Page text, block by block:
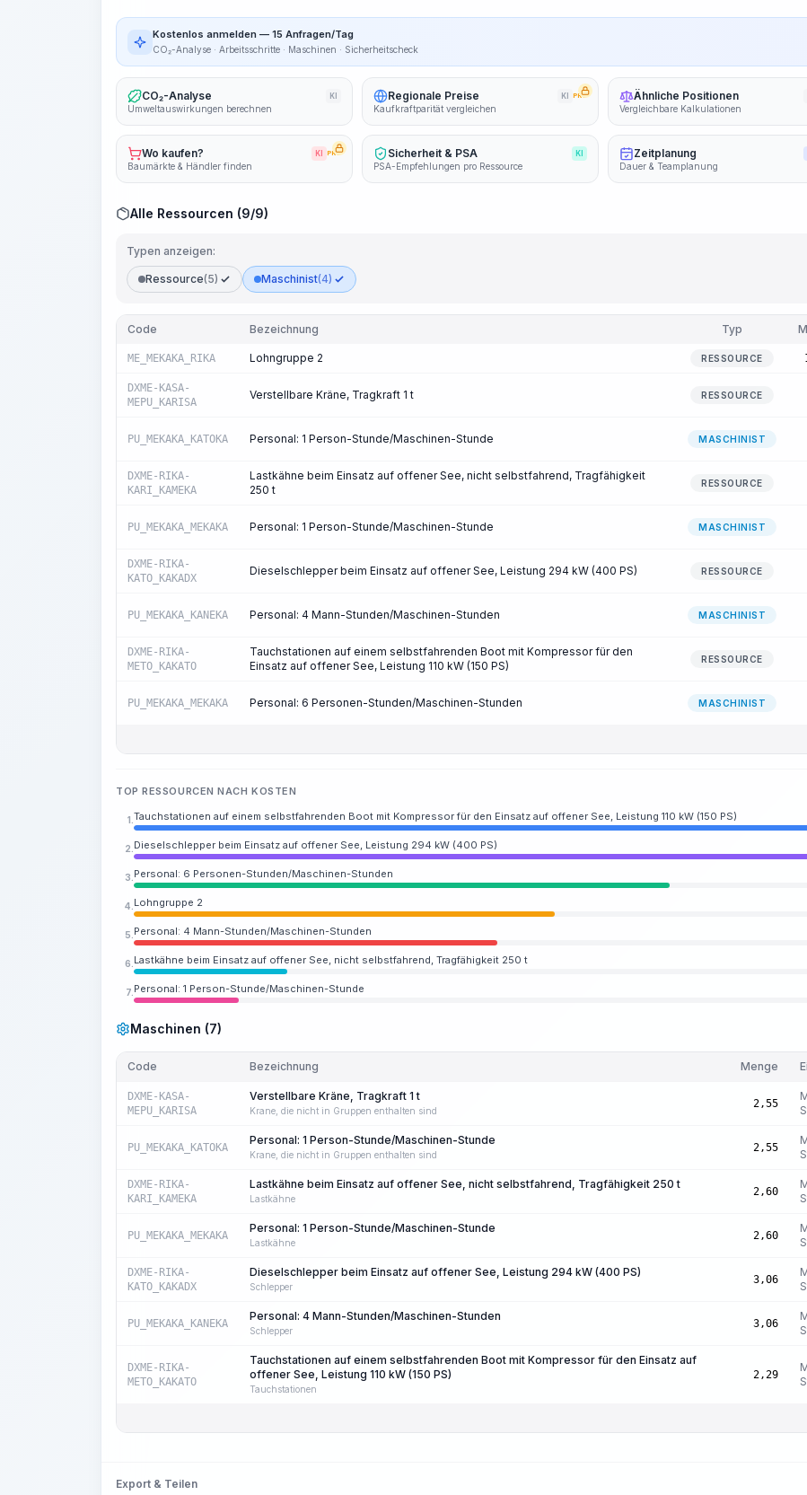
Kostenlos anmelden — 15 Anfragen/Tag
CO₂-Analyse · Arbeitsschritte · Maschinen · Sicherheitscheck
CO₂-Analyse KI
Umweltauswirkungen berechnen
Regionale Preise KI PRO
Kaufkraftparität vergleichen
Ähnliche Positionen
Vergleichbare Kalkulationen
Wo kaufen? KI PRO
Baumärkte & Händler finden
Sicherheit & PSA KI
PSA-Empfehlungen pro Ressource
Zeitplanung
Dauer & Teamplanung
Alle Ressourcen (9/9)
Typen anzeigen:
Ressource(5) Maschinist(4)
Code Bezeichnung Typ
ME_MEKAKA_RIKA Lohngruppe 2 RESSOURCE
DXME-KASA-
MEPU_KARISA
Verstellbare Kräne, Tragkraft 1 t RESSOURCE
PU_MEKAKA_KATOKA Personal: 1 Person-Stunde/Maschinen-Stunde MASCHINIST
DXME-RIKA-
KARI_KAMEKA
Lastkähne beim Einsatz auf offener See, nicht selbstfahrend, Tragfähigkeit
250 t
RESSOURCE
PU_MEKAKA_MEKAKA Personal: 1 Person-Stunde/Maschinen-Stunde MASCHINIST
DXME-RIKA-
KATO_KAKADX
Dieselschlepper beim Einsatz auf offener See, Leistung 294 kW (400 PS) RESSOURCE
PU_MEKAKA_KANEKA Personal: 4 Mann-Stunden/Maschinen-Stunden MASCHINIST
DXME-RIKA-
METO_KAKATO
Tauchstationen auf einem selbstfahrenden Boot mit Kompressor für den
Einsatz auf offener See, Leistung 110 kW (150 PS)
RESSOURCE
PU_MEKAKA_MEKAKA Personal: 6 Personen-Stunden/Maschinen-Stunden MASCHINIST
TOP RESSOURCEN NACH KOSTEN
1. Tauchstationen auf einem selbstfahrenden Boot mit Kompressor für den Einsatz auf offener See, Leistung 110 kW (150 PS)
2. Dieselschlepper beim Einsatz auf offener See, Leistung 294 kW (400 PS)
3. Personal: 6 Personen-Stunden/Maschinen-Stunden
4. Lohngruppe 2
5. Personal: 4 Mann-Stunden/Maschinen-Stunden
6. Lastkähne beim Einsatz auf offener See, nicht selbstfahrend, Tragfähigkeit 250 t
7. Personal: 1 Person-Stunde/Maschinen-Stunde
Maschinen (7)
Code Bezeichnung Menge
DXME-KASA-
MEPU_KARISA
Verstellbare Kräne, Tragkraft 1 t
Krane, die nicht in Gruppen enthalten sind
2,55
PU_MEKAKA_KATOKA
Personal: 1 Person-Stunde/Maschinen-Stunde
Krane, die nicht in Gruppen enthalten sind
2,55
DXME-RIKA-
KARI_KAMEKA
Lastkähne beim Einsatz auf offener See, nicht selbstfahrend, Tragfähigkeit 250 t
Lastkähne
2,60
PU_MEKAKA_MEKAKA
Personal: 1 Person-Stunde/Maschinen-Stunde
Lastkähne
2,60
DXME-RIKA-
KATO_KAKADX
Dieselschlepper beim Einsatz auf offener See, Leistung 294 kW (400 PS)
Schlepper
3,06
PU_MEKAKA_KANEKA
Personal: 4 Mann-Stunden/Maschinen-Stunden
Schlepper
3,06
DXME-RIKA-
METO_KAKATO
Tauchstationen auf einem selbstfahrenden Boot mit Kompressor für den Einsatz auf
offener See, Leistung 110 kW (150 PS)
Tauchstationen
2,29
Export & Teilen